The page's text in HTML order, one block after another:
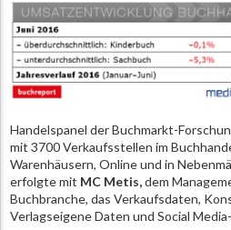
Handelspanel der Buchmarkt-
mit 3700 Verkaufsstellen im
Warenhäusern, Online und in
erfolgte mit MC Metis,dem
Buchbranche, das Verkaufsdaten,
Verlagseigene Daten und Social